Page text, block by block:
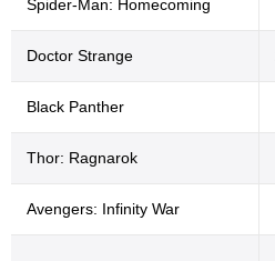
Spider-Man: Homecoming
Doctor Strange
Black Panther
Thor: Ragnarok
Avengers: Infinity War